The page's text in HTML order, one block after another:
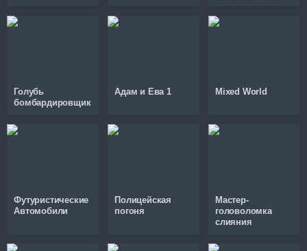
Голубь
бомбардировщик
Адам и Ева 1 Mixed World
Футуристические
Автомобили
Полицейская
погоня
Мастер-
головоломка
слияния